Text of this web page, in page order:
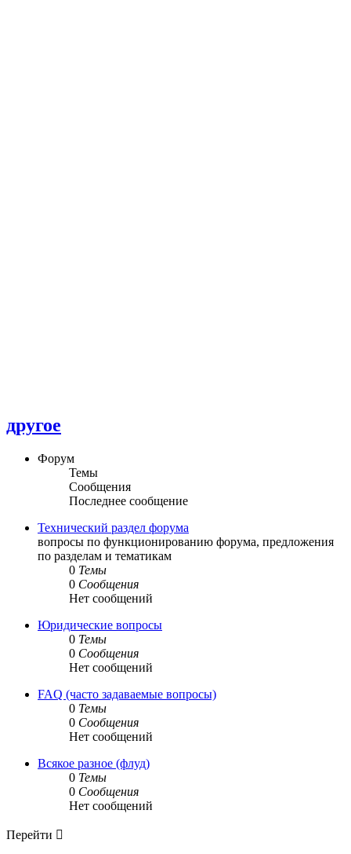
другое
Форум
Темы
Сообщения
Последнее сообщение
Технический раздел форума
вопросы по функционированию форума, предложения
по разделам и тематикам
0 Темы
0 Сообщения
Нет сообщений
Юридические вопросы
0 Темы
0 Сообщения
Нет сообщений
FAQ (часто задаваемые вопросы)
0 Темы
0 Сообщения
Нет сообщений
Всякое разное (флуд)
0 Темы
0 Сообщения
Нет сообщений
Перейти